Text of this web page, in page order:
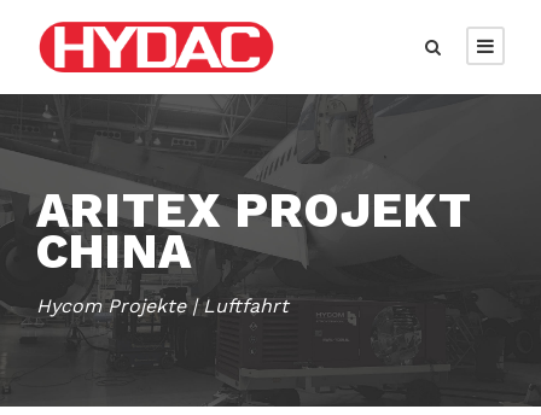
ARITEX PROJEKT
CHINA
Hycom Projekte | Luftfahrt